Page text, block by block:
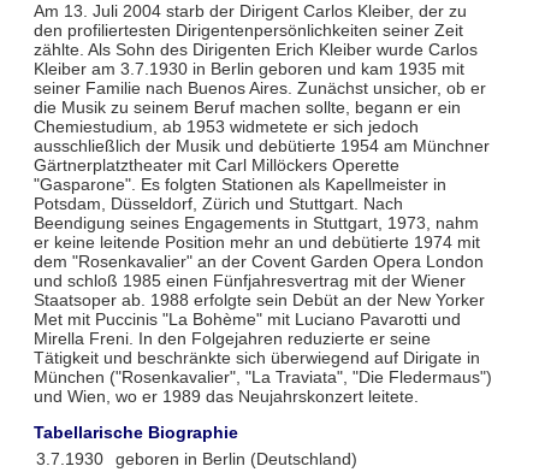
Am 13. Juli 2004 starb der Dirigent Carlos Kleiber, der zu
den profiliertesten Dirigentenpersönlichkeiten seiner Zeit
zählte. Als Sohn des Dirigenten Erich Kleiber wurde Carlos
Kleiber am 3.7.1930 in Berlin geboren und kam 1935 mit
seiner Familie nach Buenos Aires. Zunächst unsicher, ob er
die Musik zu seinem Beruf machen sollte, begann er ein
Chemiestudium, ab 1953 widmetete er sich jedoch
ausschließlich der Musik und debütierte 1954 am Münchner
Gärtnerplatztheater mit Carl Millöckers Operette
"Gasparone". Es folgten Stationen als Kapellmeister in
Potsdam, Düsseldorf, Zürich und Stuttgart. Nach
Beendigung seines Engagements in Stuttgart, 1973, nahm
er keine leitende Position mehr an und debütierte 1974 mit
dem "Rosenkavalier" an der Covent Garden Opera London
und schloß 1985 einen Fünfjahresvertrag mit der Wiener
Staatsoper ab. 1988 erfolgte sein Debüt an der New Yorker
Met mit Puccinis "La Bohème" mit Luciano Pavarotti und
Mirella Freni. In den Folgejahren reduzierte er seine
Tätigkeit und beschränkte sich überwiegend auf Dirigate in
München ("Rosenkavalier", "La Traviata", "Die Fledermaus")
und Wien, wo er 1989 das Neujahrskonzert leitete.
Tabellarische Biographie
3.7.1930
geboren in Berlin (Deutschland)